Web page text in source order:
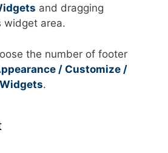
and dragging
widget area.
the number of footer
/ Customize /
.